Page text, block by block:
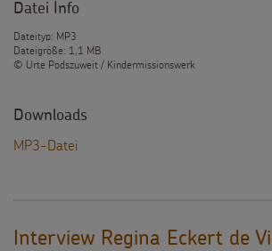
Datei Info
Dateityp: MP3
Dateigröße: 1,1 MB
© Urte Podszuweit / Kindermissionswerk
Downloads
MP3-Datei
Interview Regina Eckert de